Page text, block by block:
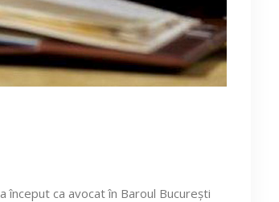
început ca avocat în Baroul București